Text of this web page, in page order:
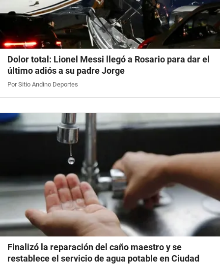
Dolor total: Lionel Messi llegó a Rosario para dar el
último adiós a su padre Jorge
Por Sitio Andino Deportes
Finalizó la reparación del caño maestro y se
restablece el servicio de agua potable en Ciudad